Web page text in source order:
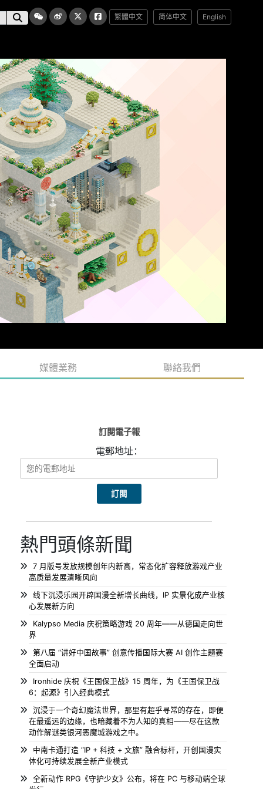
繁體中文 简体中文 English
媒體業務 聯絡我們
訂閱電子報
電郵地址：
熱門頭條新聞
7 月版号发放规模创年内新高，常态化扩容释放游戏产业
高质量发展清晰风向
线下沉浸乐园开辟国漫全新增长曲线，IP 实景化成产业核
心发展新方向
Kalypso Media 庆祝策略游戏 20 周年——从德国走向世
界
第八届 “讲好中国故事” 创意传播国际大赛 AI 创作主题赛
全面启动
Ironhide 庆祝《王国保卫战》15 周年，为《王国保卫战
6：起源》引入经典模式
沉浸于一个奇幻魔法世界，那里有超乎寻常的存在，即便
在最遥远的边缘，也暗藏着不为人知的真相——尽在这款
动作解谜类银河恶魔城游戏之中。
中南卡通打造 “IP + 科技 + 文旅” 融合标杆，开创国漫实
体化可持续发展全新产业模式
全新动作 RPG《守护少女》公布，将在 PC 与移动端全球